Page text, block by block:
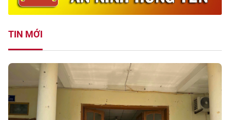
TIN MỚI